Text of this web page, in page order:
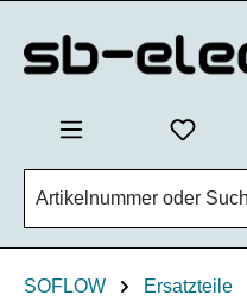
SOFLOW Ersatzteile